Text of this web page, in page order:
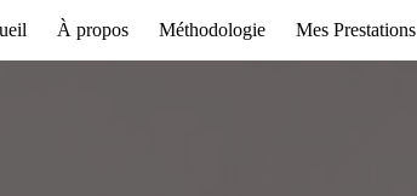
À propos Méthodologie Mes Prestations